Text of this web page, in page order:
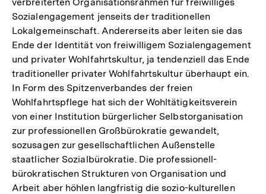
Sozialengagement jenseits der traditionellen
Lokalgemeinschaft. Andererseits aber leiten sie das
Ende der Identität von freiwilligem Sozialengagement
und privater Wohlfahrtskultur, ja tendenziell das Ende
traditioneller privater Wohlfahrtskultur überhaupt ein.
In Form des Spitzenverbandes der freien
Wohlfahrtspflege hat sich der Wohltätigkeitsverein
von einer Institution bürgerlicher Selbstorganisation
zur professionellen Großbürokratie gewandelt,
sozusagen zur gesellschaftlichen Außenstelle
staatlicher Sozialbürokratie. Die professionell-
bürokratischen Strukturen von Organisation und
Arbeit aber höhlen langfristig die sozio-kulturellen